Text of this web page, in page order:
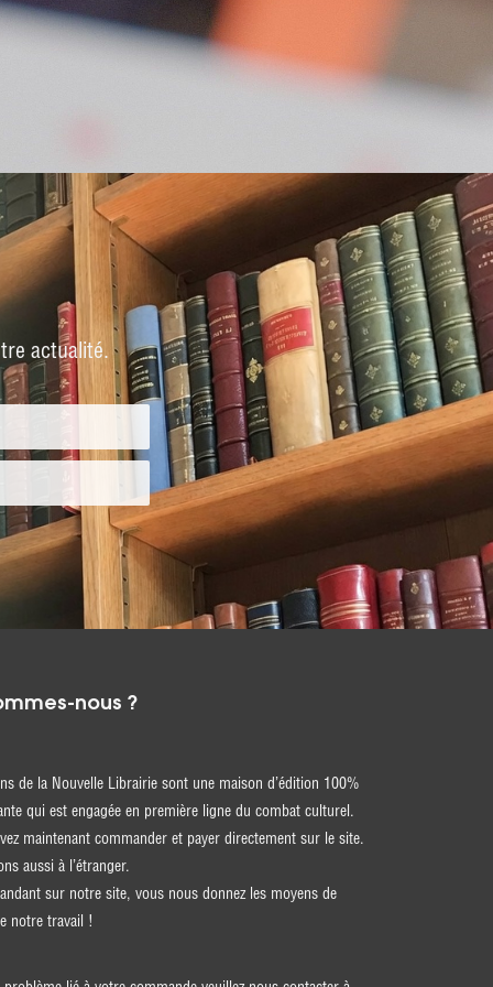
actualité.
nous ?
de la Nouvelle Librairie sont une maison d’édition 100%
qui est engagée en première ligne du combat culturel.
maintenant commander et payer directement sur le site.
aussi à l’étranger.
sur notre site, vous nous donnez les moyens de
notre travail !